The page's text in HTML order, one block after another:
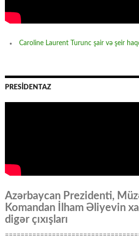
Caroline Laurent Turunc şair və şeir
PRESİDENTAZ
Azərbaycan Prezidenti,
Komandan İlham Əliyevin
digər çıxışları